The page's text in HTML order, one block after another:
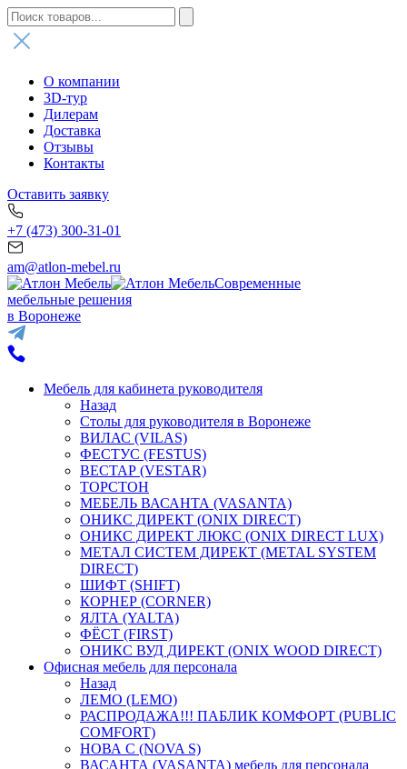
О компании
3D-тур
Дилерам
Доставка
Отзывы
Контакты
Оставить заявку
+7 (473) 300-31-01
am@atlon-mebel.ru
Современные
мебельные решения
в Воронеже
Мебель для кабинета руководителя
Назад
Столы для руководителя в Воронеже
ВИЛАС (VILAS)
ФЕСТУС (FESTUS)
ВЕСТАР (VESTAR)
ТОРСТОН
МЕБЕЛЬ ВАСАНТА (VASANTA)
ОНИКС ДИРЕКТ (ONIX DIRECT)
ОНИКС ДИРЕКТ ЛЮКС (ONIX DIRECT LUX)
МЕТАЛ СИСТЕМ ДИРЕКТ (METAL SYSTEM
DIRECT)
ШИФТ (SHIFT)
КОРНЕР (CORNER)
ЯЛТА (YALTA)
ФЁСТ (FIRST)
ОНИКС ВУД ДИРЕКТ (ONIX WOOD DIRECT)
Офисная мебель для персонала
Назад
ЛЕМО (LEMO)
РАСПРОДАЖА!!! ПАБЛИК КОМФОРТ (PUBLIC
COMFORT)
НОВА С (NOVA S)
ВАСАНТА (VASANTA) мебель для персонала